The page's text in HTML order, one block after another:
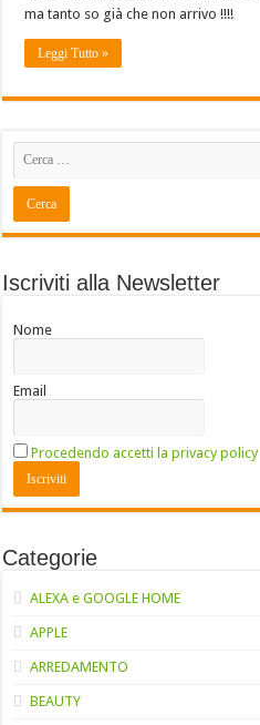
ma tanto so già che non arrivo !!!!
Leggi Tutto »
Iscriviti alla Newsletter
Nome
Email
Procedendo accetti la privacy policy
Categorie
ALEXA e GOOGLE HOME
APPLE
ARREDAMENTO
BEAUTY